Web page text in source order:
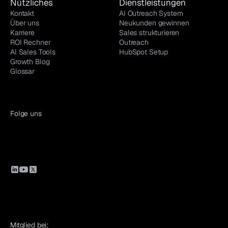
Nützliches
Kontakt
Über uns
Karriere
ROI Rechner
AI Sales Tools
Growth Blog
Glossar
Dienstleistungen
AI Outreach System
Neukunden gewinnen
Sales strukturieren
Outreach
HubSpot Setup
Folge uns
Mitglied bei: